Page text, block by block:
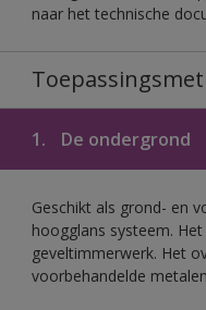
naar het technische
1. De ondergrond
Geschikt als grond- en
hoogglans systeem.
geveltimmerwerk. Het
voorbehandelde